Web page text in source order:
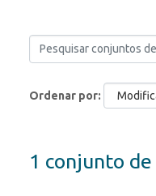
Ordenar por
1 conjunto